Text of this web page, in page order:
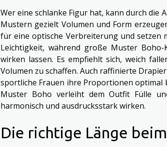
Wer eine schlanke Figur hat, kann durch die
Mustern gezielt Volumen und Form
für eine optische Verbreiterung und setzen
Leichtigkeit, während große Muster
wirken lassen. Es empfiehlt sich, weich
Volumen zu schaffen. Auch raffinierte
sportliche Frauen ihre Proportionen optimal
Muster Boho verleiht dem Outfit Fülle
harmonisch und ausdrucksstark wirken.
Die richtige Länge